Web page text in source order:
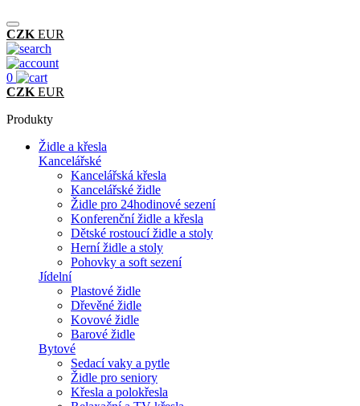
CZK EUR
0
CZK EUR
Produkty
Židle a křesla
Kancelářské
Kancelářská křesla
Kancelářské židle
Židle pro 24hodinové sezení
Konferenční židle a křesla
Dětské rostoucí židle a stoly
Herní židle a stoly
Pohovky a soft sezení
Jídelní
Plastové židle
Dřevěné židle
Kovové židle
Barové židle
Bytové
Sedací vaky a pytle
Židle pro seniory
Křesla a polokřesla